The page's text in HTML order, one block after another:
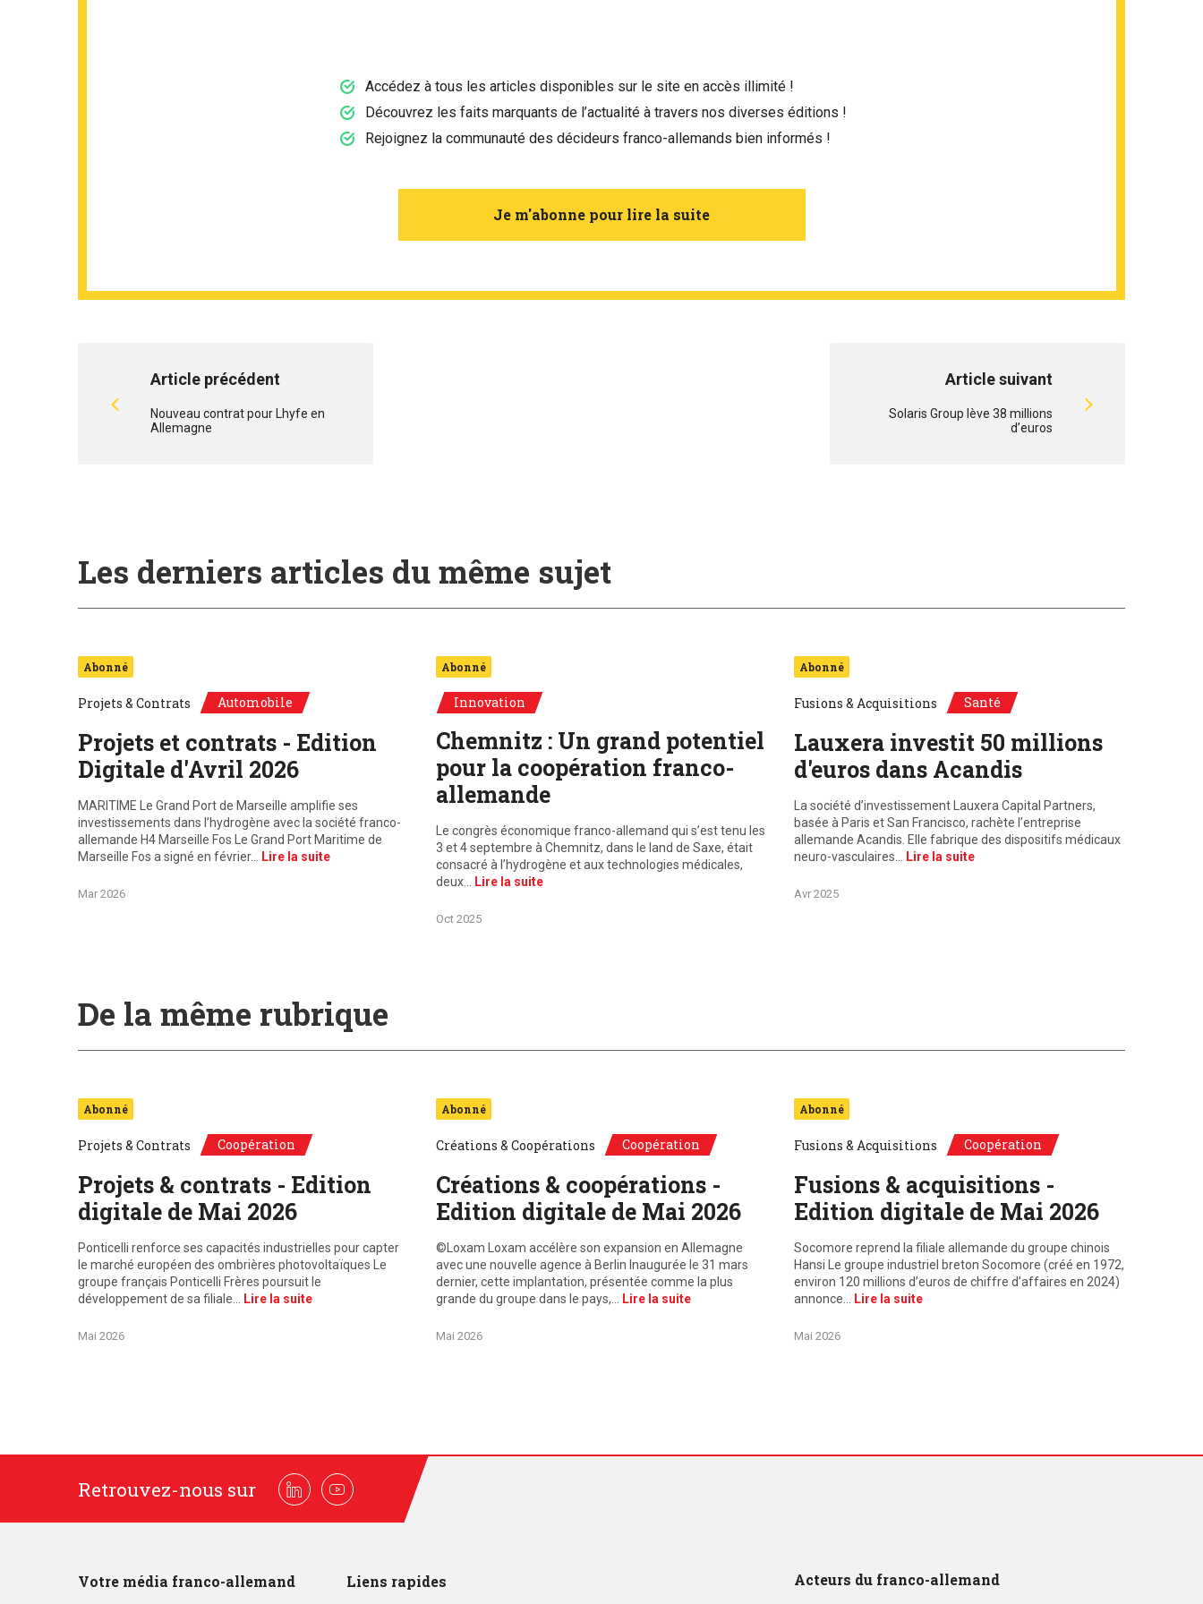
Accédez à tous les articles disponibles sur le site en accès illimité !
Découvrez les faits marquants de l’actualité à travers nos diverses éditions !
Rejoignez la communauté des décideurs franco-allemands bien informés !
Je m'abonne pour lire la suite
Article précédent
Nouveau contrat pour Lhyfe en
Allemagne
Article suivant
Solaris Group lève 38 millions
d’euros
Les derniers articles du même sujet
Abonné
Projets & Contrats Automobile
Projets et contrats - Edition
Digitale d'Avril 2026
MARITIME Le Grand Port de Marseille amplifie ses
investissements dans l’hydrogène avec la société franco-
allemande H4 Marseille Fos Le Grand Port Maritime de
Marseille Fos a signé en février…
Lire la suite
Mar 2026
Abonné
Innovation
Chemnitz : Un grand potentiel
pour la coopération franco-
allemande
Le congrès économique franco-allemand qui s’est tenu les
3 et 4 septembre à Chemnitz, dans le land de Saxe, était
consacré à l’hydrogène et aux technologies médicales,
deux…
Lire la suite
Oct 2025
Abonné
Fusions & Acquisitions Santé
Lauxera investit 50 millions
d'euros dans Acandis
La société d’investissement Lauxera Capital Partners,
basée à Paris et San Francisco, rachète l’entreprise
allemande Acandis. Elle fabrique des dispositifs médicaux
neuro-vasculaires…
Lire la suite
Avr 2025
De la même rubrique
Abonné
Projets & Contrats Coopération
Projets & contrats - Edition
digitale de Mai 2026
Ponticelli renforce ses capacités industrielles pour capter
le marché européen des ombrières photovoltaïques Le
groupe français Ponticelli Frères poursuit le
développement de sa filiale…
Lire la suite
Mai 2026
Abonné
Créations & Coopérations Coopération
Créations & coopérations -
Edition digitale de Mai 2026
©Loxam Loxam accélère son expansion en Allemagne
avec une nouvelle agence à Berlin Inaugurée le 31 mars
dernier, cette implantation, présentée comme la plus
grande du groupe dans le pays,…
Lire la suite
Mai 2026
Abonné
Fusions & Acquisitions Coopération
Fusions & acquisitions -
Edition digitale de Mai 2026
Socomore reprend la filiale allemande du groupe chinois
Hansi Le groupe industriel breton Socomore (créé en 1972,
environ 120 millions d’euros de chiffre d’affaires en 2024)
annonce…
Lire la suite
Mai 2026
Retrouvez-nous sur LinkedinYoutube
Votre média franco-allemand Liens rapides Acteurs du franco-allemand